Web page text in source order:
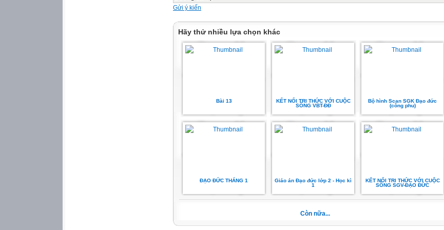
- GV cho HS quan sát tranh sgk/tr.11, YC thảo luận nhóm đôi: Các bạn trong tranh đã làm gì để
thể hiện tình yêu quê hương?
- Tổ chức cho HS chia sẻ.
- Em đã làm gì để thể hiện tình yêu quê hương?
- GV nhận xét, tuyên dương.
- GV chốt: Có rất nhiều cách đẻ thiện hiện tình yêu quê hương như: yêu thương gia đình, kính
trọng thầy cô giáo, yêu quý bạn bè, trường lớp, biết ơn người có công với quê hương, đất nước;
- Nhận xét giờ học.
- 2-3 HS nêu.
Gửi ý kiến
Hãy thử nhiều lựa chọn khác
Bài 13
KẾT NỐI TRI THỨC VỚI CUỘC
SỐNG VBT-ĐĐ
Bộ hình Scan SGK Đạo đức
(công phu)
ĐẠO ĐỨC THÁNG 1
Giáo án Đạo đức lớp 2 - Học kì
1
KẾT NỐI TRI THỨC VỚI CUỘC
SỐNG SGV-ĐẠO ĐỨC
Còn nữa...